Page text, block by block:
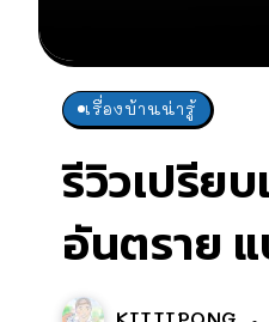
เรื่องบ้านน่ารู้
รีวิวเปรีย
อันตราย